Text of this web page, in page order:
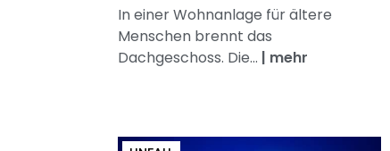
In einer Wohnanlage für ältere
Menschen brennt das
Dachgeschoss. Die... | mehr